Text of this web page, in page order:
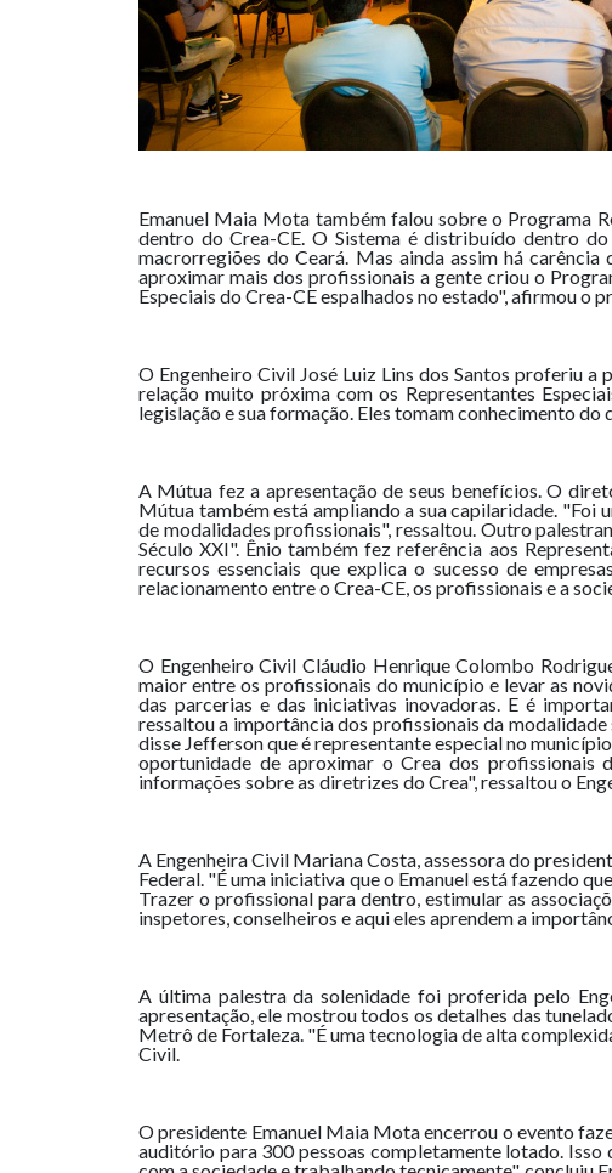
Emanuel Maia Mota também falou sobre o Programa
dentro do Crea-CE. O Sistema é distribuído dentro
macrorregiões do Ceará. Mas ainda assim há
aproximar mais dos profissionais a gente criou o
Especiais do Crea-CE espalhados no estado", afirmou o
O Engenheiro Civil José Luiz Lins dos Santos proferiu
relação muito próxima com os Representantes
legislação e sua formação. Eles tomam conhecimento do
A Mútua fez a apresentação de seus benefícios. O
Mútua também está ampliando a sua capilaridade. "Foi
de modalidades profissionais", ressaltou. Outro
Século XXI". Ênio também fez referência aos
recursos essenciais que explica o sucesso de
relacionamento entre o Crea-CE, os profissionais e a
O Engenheiro Civil Cláudio Henrique Colombo
maior entre os profissionais do município e levar as
das parcerias e das iniciativas inovadoras. E é
ressaltou a importância dos profissionais da
disse Jefferson que é representante especial no
oportunidade de aproximar o Crea dos profissionais
informações sobre as diretrizes do Crea", ressaltou o
A Engenheira Civil Mariana Costa, assessora do
Federal. "É uma iniciativa que o Emanuel está fazendo
Trazer o profissional para dentro, estimular as
inspetores, conselheiros e aqui eles aprendem a
A última palestra da solenidade foi proferida pelo
apresentação, ele mostrou todos os detalhes das
Metrô de Fortaleza. "É uma tecnologia de alta
Civil.
O presidente Emanuel Maia Mota encerrou o evento
auditório para 300 pessoas completamente lotado. Isso